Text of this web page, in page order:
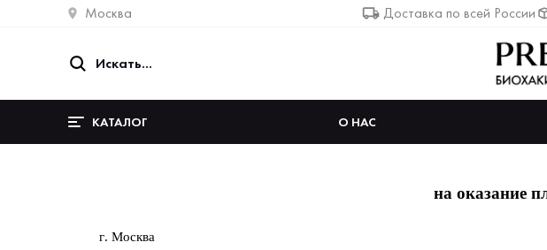
Москва Доставка по всей России
КАТАЛОГ О НАС
на оказание
г. Москва